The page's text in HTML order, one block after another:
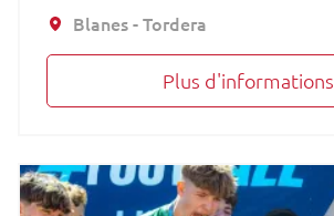
Blanes - Tordera
Plus d'informations